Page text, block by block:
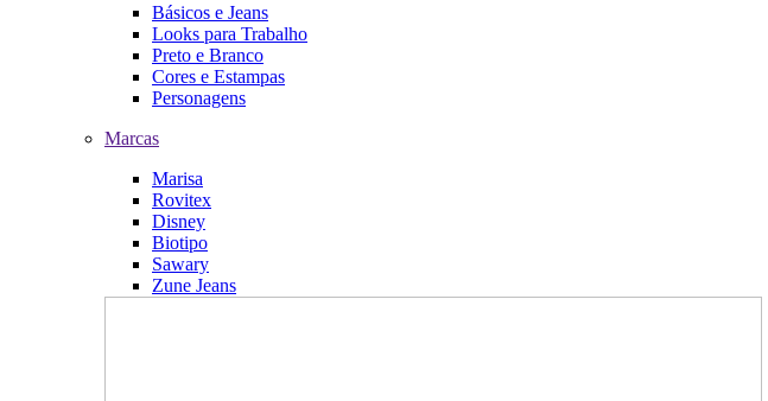
Básicos e Jeans
Looks para Trabalho
Preto e Branco
Cores e Estampas
Personagens
Marcas
Marisa
Rovitex
Disney
Biotipo
Sawary
Zune Jeans